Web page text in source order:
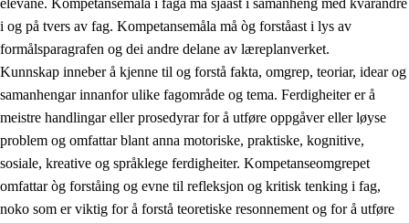
2.3 Grunnleggjande ferdigheiter
2.4 Å lære å lære
Tverrfaglege tema
elevane. Kompetansemåla i faga må sjåast i samanheng med kvarandre
i og på tvers av fag. Kompetansemåla må òg forståast i lys av
formålsparagrafen og dei andre delane av læreplanverket.
Kunnskap inneber å kjenne til og forstå fakta, omgrep, teoriar, idear og
samanhengar innanfor ulike fagområde og tema. Ferdigheiter er å
meistre handlingar eller prosedyrar for å utføre oppgåver eller løyse
problem og omfattar blant anna motoriske, praktiske, kognitive,
sosiale, kreative og språklege ferdigheiter. Kompetanseomgrepet
omfattar òg forståing og evne til refleksjon og kritisk tenking i fag,
noko som er viktig for å forstå teoretiske resonnement og for å utføre